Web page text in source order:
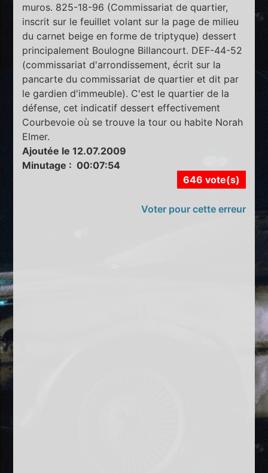
muros. 825-18-96 (Commissariat de quartier,
inscrit sur le feuillet volant sur la page de milieu
du carnet beige en forme de triptyque) dessert
principalement Boulogne Billancourt. DEF-44-52
(commissariat d'arrondissement, écrit sur la
pancarte du commissariat de quartier et dit par
le gardien d'immeuble). C'est le quartier de la
défense, cet indicatif dessert effectivement
Courbevoie où se trouve la tour ou habite Norah
Elmer.
Ajoutée le 12.07.2009
Minutage : 00:07:54
646 vote(s)
Voter pour cette erreur